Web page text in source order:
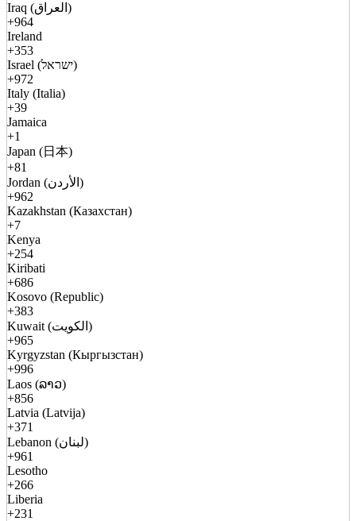
Iraq (العراق)
+964
Ireland
+353
Israel (ישראל)
+972
Italy (Italia)
+39
Jamaica
+1
Japan (日本)
+81
Jordan (الأردن)
+962
Kazakhstan (Казахстан)
+7
Kenya
+254
Kiribati
+686
Kosovo (Republic)
+383
Kuwait (الكويت)
+965
Kyrgyzstan (Кыргызстан)
+996
Laos (ລາວ)
+856
Latvia (Latvija)
+371
Lebanon (لبنان)
+961
Lesotho
+266
Liberia
+231